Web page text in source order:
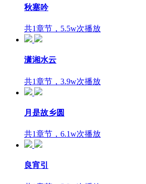
秋塞吟
共1章节，5.5w次播放
潇湘水云
共1章节，3.9w次播放
月是故乡圆
共1章节，6.1w次播放
良宵引